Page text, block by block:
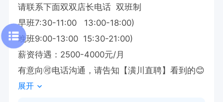
请联系下面双双店长电话  双班制
早班7:30-11:00   13:00-18:00)
晚班9:00-13:00  15:30-21:00)
薪资待遇：2500-4000元/月
有意向🉑电话沟通，请告知【潢川直聘】看到的😊
展开